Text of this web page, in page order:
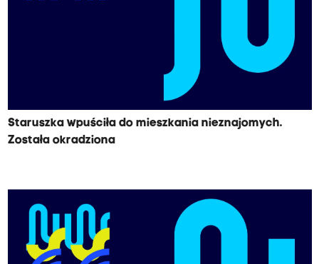
Staruszka wpuściła do mieszkania nieznajomych.
Została okradziona